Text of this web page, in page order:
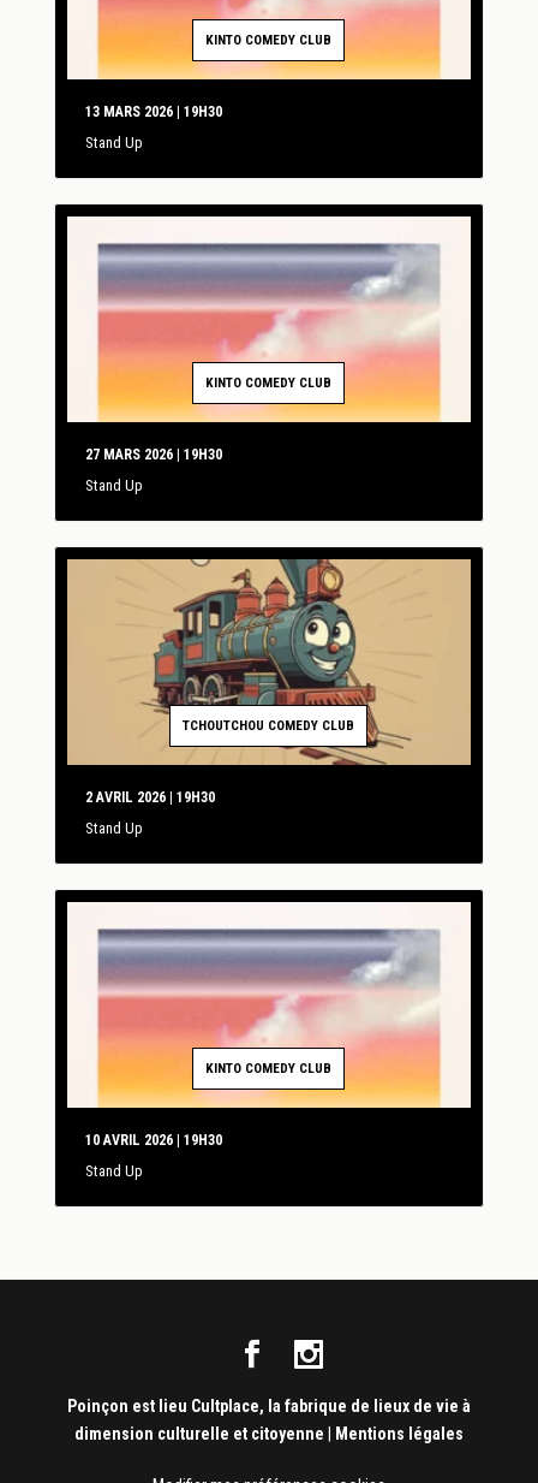
KINTO COMEDY CLUB
13 MARS 2026 | 19H30
Stand Up
KINTO COMEDY CLUB
27 MARS 2026 | 19H30
Stand Up
TCHOUTCHOU COMEDY CLUB
2 AVRIL 2026 | 19H30
Stand Up
KINTO COMEDY CLUB
10 AVRIL 2026 | 19H30
Stand Up
Poinçon est lieu Cultplace, la fabrique de lieux de vie à
dimension culturelle et citoyenne
Mentions légales